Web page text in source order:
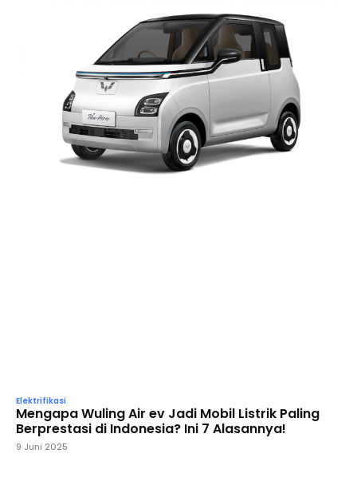
Elektrifikasi
Mengapa Wuling Air ev Jadi Mobil Listrik Paling
Berprestasi di Indonesia? Ini 7 Alasannya!
9 Juni 2025